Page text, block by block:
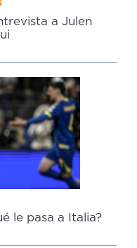
a Julen
le pasa a Italia?